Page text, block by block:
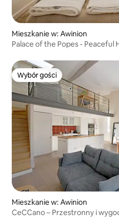
Mieszkanie w: Awinion
Palace of the Popes - Peaceful
Wybór gości
Wybór gości
Mieszkanie w: Awinion
CeCCano – Przestronny i